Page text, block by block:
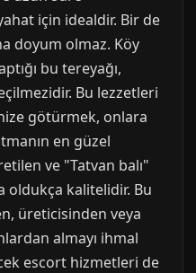
için idealdir. Bir de
doyum olmaz. Köy
bu tereyağı,
Bu lezzetleri
götürmek, onlara
en güzel
ve "Tatvan balı"
oldukça kalitelidir. Bu
üreticisinden veya
almayı ihmal
escort hizmetleri de